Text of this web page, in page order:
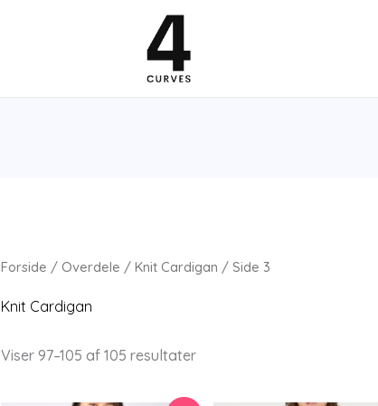
Forside / Overdele / Knit Cardigan / Side 3
Knit Cardigan
Viser 97–105 af 105 resultater